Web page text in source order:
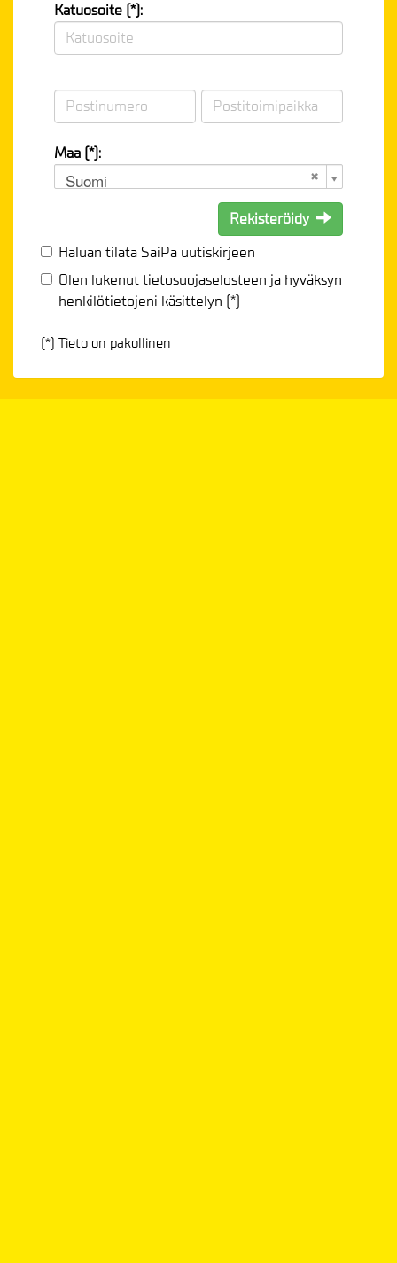
Katuosoite (*):
Maa (*):
Suomi
Rekisteröidy
Haluan tilata SaiPa uutiskirjeen
Olen lukenuttietosuojaselosteen ja hyväksyn
henkilötietojeni käsittelyn (*)
(*) Tieto on pakollinen